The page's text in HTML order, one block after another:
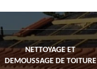
NETTOYAGE ET
DEMOUSSAGE DE TOITURE